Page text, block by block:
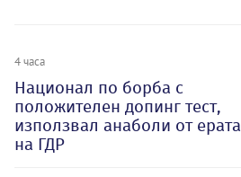
4 часа
Национал по борба с
положителен допинг тест,
използвал анаболи от ерата
на ГДР